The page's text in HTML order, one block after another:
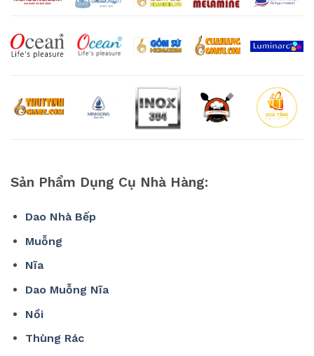
Sản Phẩm Dụng Cụ Nhà Hàng:
Dao Nhà Bếp
Muỗng
Nĩa
Dao Muỗng Nĩa
Nồi
Thùng Rác